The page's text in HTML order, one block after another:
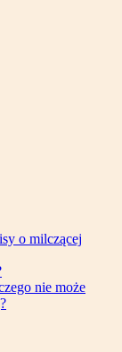
o milczącej
nie może